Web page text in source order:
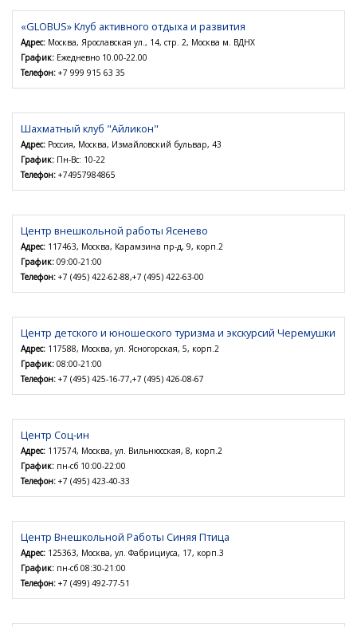
«GLOBUS» Клуб активного отдыха и развития
Адрес: Москва, Ярославская ул., 14, стр. 2, Москва м. ВДНХ
График: Ежедневно 10.00-22.00
Телефон: +7 999 915 63 35
Шахматный клуб "Айликон"
Адрес: Россия, Москва, Измайловский бульвар, 43
График: Пн-Вс: 10-22
Телефон: +74957984865
Центр внешкольной работы Ясенево
Адрес: 117463, Москва, Карамзина пр-д, 9, корп.2
График: 09:00-21:00
Телефон: +7 (495) 422-62-88,+7 (495) 422-63-00
Центр детского и юношеского туризма и экскурсий Черемушки
Адрес: 117588, Москва, ул. Ясногорская, 5, корп.2
График: 08:00-21:00
Телефон: +7 (495) 425-16-77,+7 (495) 426-08-67
Центр Соц-ин
Адрес: 117574, Москва, ул. Вильнюсская, 8, корп.2
График: пн-сб 10:00-22:00
Телефон: +7 (495) 423-40-33
Центр Внешкольной Работы Синяя Птица
Адрес: 125363, Москва, ул. Фабрициуса, 17, корп.3
График: пн-сб 08:30-21:00
Телефон: +7 (499) 492-77-51